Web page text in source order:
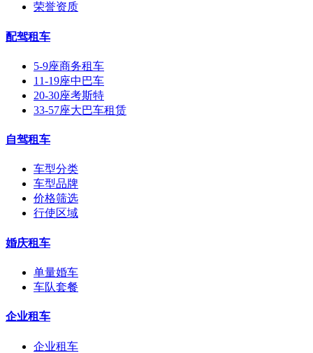
荣誉资质
配驾租车
5-9座商务租车
11-19座中巴车
20-30座考斯特
33-57座大巴车租赁
自驾租车
车型分类
车型品牌
价格筛选
行使区域
婚庆租车
单量婚车
车队套餐
企业租车
企业租车